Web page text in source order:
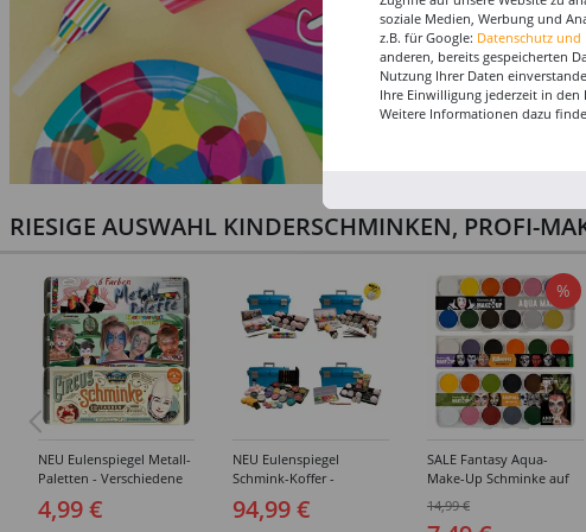
RIESIGE AUSWAHL KINDERSCHMINKEN, PROFI-
NEU Eulenspiegel Metall-
Paletten - Verschiedene
4,99 €
NEU Eulenspiegel
Schmink-Koffer -
Ausführungen
94,99 €
%
SALE Fantasy Aqua-
Make-Up Schminke auf
Paletten - Verschiedene
14,99 €
soziale Medien, Werbung und
z.B. für Google: Datenschutz
anderen, bereits gespeicherten
Nutzung Ihrer Daten
Ihre Einwilligung jederzeit in
Weitere Informationen dazu